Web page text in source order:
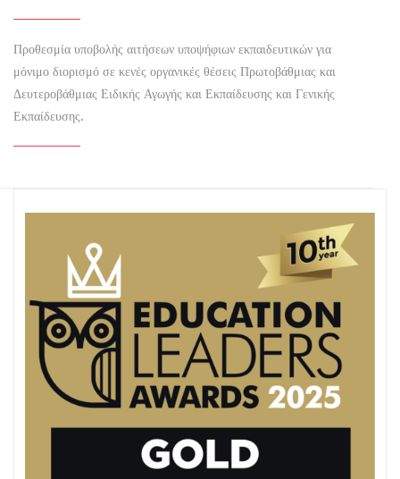
Προθεσμία υποβολής αιτήσεων υποψήφιων εκπαιδευτικών για
μόνιμο διορισμό σε κενές οργανικές θέσεις Πρωτοβάθμιας και
Δευτεροβάθμιας Ειδικής Αγωγής και Εκπαίδευσης και Γενικής
Εκπαίδευσης.